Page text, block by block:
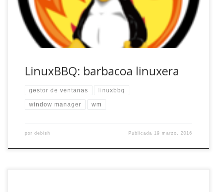
en un pendrive o […]
LinuxBBQ: barbacoa linuxera
gestor de ventanas linuxbbq
window manager wm
por debish Publicada 19 marzo, 2016